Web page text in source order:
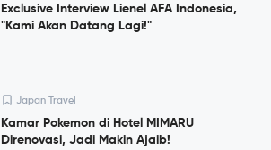
Exclusive Interview Lienel AFA Indonesia,
"Kami Akan Datang Lagi!"
Japan Travel
Kamar Pokemon di Hotel MIMARU
Direnovasi, Jadi Makin Ajaib!